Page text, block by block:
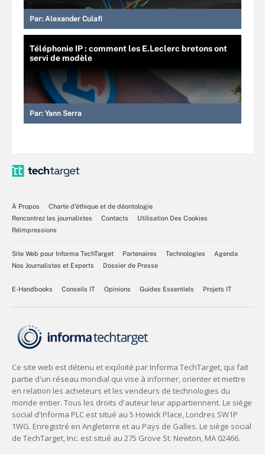
Par: Alexander Culafi
Téléphonie IP : comment les E.Leclerc bretons ont
servi de modèle
Par: Yann Serra
À Propos
Charte d’éthique et de déontologie
Rencontrez les journalistes
Contacts
Utilisation Des Cookies
Réimpressions
Site Web pour Informa TechTarget Partenaires Technologies
Agenda
Nos Journalistes et Experts
Dossier de Presse
E-Handbooks Conseils IT Opinions Guides Essentiels Projets IT